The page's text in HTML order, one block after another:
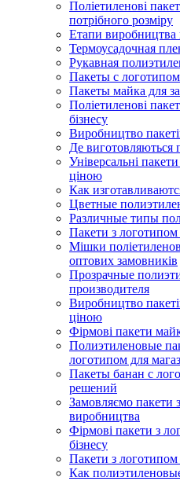
Поліетиленові
потрібного розміру
Етапи виробництва
Термоусадочная
Рукавная
Пакеты с
Пакеты майка для
Поліетиленові
бізнесу
Виробництво
Де виготовляються
Універсальні
ціною
Как
Цветные
Различные типы
Пакети з
Мішки
оптових замовників
Прозрачные
производителя
Виробництво
ціною
Фірмові пакети
Полиэтиленовые
логотипом для
Пакеты банан с
решений
Замовляємо пакети
виробництва
Фірмові пакети з
бізнесу
Пакети з
Как